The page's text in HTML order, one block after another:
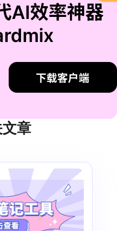
AI效率神器
下载客户端
章